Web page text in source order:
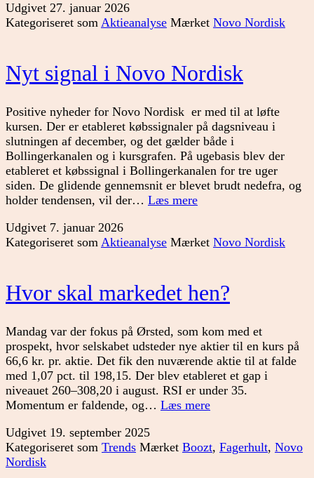
Nordisk
Udgivet 27. januar 2026
Kategoriseret som Aktieanalyse Mærket Novo Nordisk
Nyt signal i Novo Nordisk
Positive nyheder for Novo Nordisk er med til at løfte
kursen. Der er etableret købssignaler på dagsniveau i
slutningen af december, og det gælder både i
Bollingerkanalen og i kursgrafen. På ugebasis blev der
etableret et købssignal i Bollingerkanalen for tre uger
siden. De glidende gennemsnit er blevet brudt nedefra, og
holder tendensen, vil der… Læs mereNyt
Novo
Udgivet 7. januar 2026
Kategoriseret som Aktieanalyse Mærket Novo Nordisk
Hvor skal markedet hen?
Mandag var der fokus på Ørsted, som kom med et
prospekt, hvor selskabet udsteder nye aktier til en kurs på
66,6 kr. pr. aktie. Det fik den nuværende aktie til at falde
med 1,07 pct. til 198,15. Der blev etableret et gap i
niveauet 260–308,20 i august. RSI er under 35.
Momentum er faldende, og… Læs mereHvor
hen?
Udgivet 19. september 2025
Kategoriseret som Trends Mærket Boozt, Fagerhult, Novo
Nordisk